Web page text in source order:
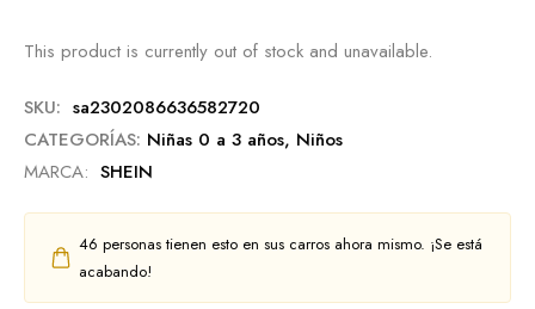
This product is currently out of stock and unavailable.
SKU: sa2302086636582720
CATEGORÍAS: Niñas 0 a 3 años, Niños
MARCA: SHEIN
46 personas tienen esto en sus carros ahora mismo. ¡Se está
acabando!